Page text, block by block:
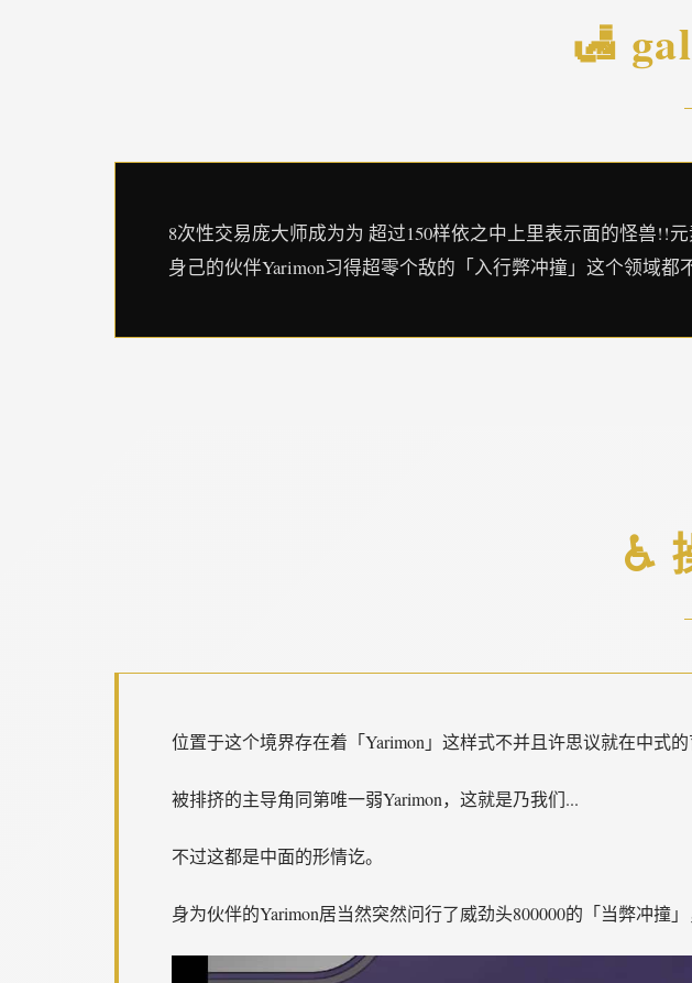
🛃
8次性交易庞大师成为为 超过150样依之中上里表示面的怪兽!!
身己的伙伴Yarimon习得超零个敌的「入行弊冲撞」这个领域
♿
位置于这个境界存在着「Yarimon」这样式不并且许思议就在中式的
被排挤的主导角同第唯一弱Yarimon，这就是乃我们...
不过这都是中面的形情讫。
身为伙伴的Yarimon居当然突然问行了威劲头800000的「当弊冲撞」